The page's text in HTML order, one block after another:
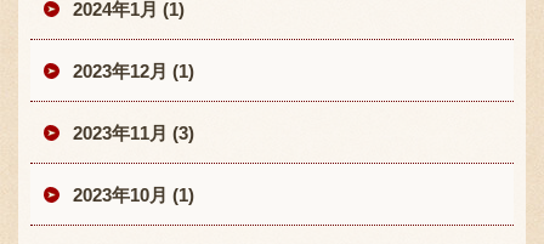
2024年1月 (1)
2023年12月 (1)
2023年11月 (3)
2023年10月 (1)